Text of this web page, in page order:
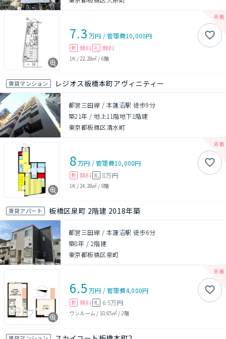
7.3 万円 /管理費10,000円
敷 無料 礼 無料
1K / 22.28㎡ / 6階
賃貸マンション レジオス板橋本町アヴィニティー
都営三田線 / 本蓮沼駅 徒歩9分
築21年 /地上11階地下1階建
東京都板橋区清水町
8万円 /管理費10,000円
敷 無料 礼 8万円
1K / 24.28㎡ / 8階
賃貸アパート 板橋区泉町 2階建 2018年築
都営三田線 / 本蓮沼駅 徒歩6分
築8年 / 2階建
東京都板橋区泉町
6.5 万円 /管理費4,000円
敷 無料 礼 6.5万円
ワンルーム / 10.65㎡/ 2階